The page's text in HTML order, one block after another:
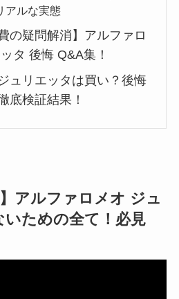
アルな実態
の疑問解消】アルファロ
タ 後悔 Q&A集！
ュリエッタは買い？後悔
底検証結果！
アルファロメオ ジュ
いための全て！必見